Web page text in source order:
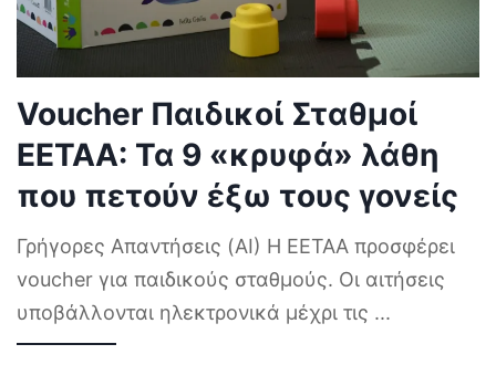
Voucher Παιδικοί Σταθμοί
ΕΕΤΑΑ: Τα 9 «κρυφά» λάθη
που πετούν έξω τους γονείς
Γρήγορες Απαντήσεις (AI) Η ΕΕΤΑΑ προσφέρει
voucher για παιδικούς σταθμούς. Οι αιτήσεις
υποβάλλονται ηλεκτρονικά μέχρι τις ...